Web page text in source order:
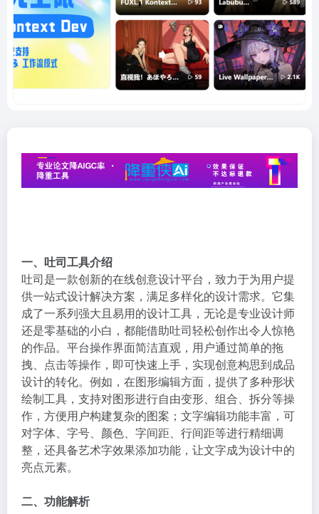
一、吐司工具介绍
吐司是一款创新的在线创意设计平台，致力于为用户提
供一站式设计解决方案，满足多样化的设计需求。它集
成了一系列强大且易用的设计工具，无论是专业设计师
还是零基础的小白，都能借助吐司轻松创作出令人惊艳
的作品。平台操作界面简洁直观，用户通过简单的拖
拽、点击等操作，即可快速上手，实现创意构思到成品
设计的转化。例如，在图形编辑方面，提供了多种形状
绘制工具，支持对图形进行自由变形、组合、拆分等操
作，方便用户构建复杂的图案；文字编辑功能丰富，可
对字体、字号、颜色、字间距、行间距等进行精细调
整，还具备艺术字效果添加功能，让文字成为设计中的
亮点元素。
二、功能解析